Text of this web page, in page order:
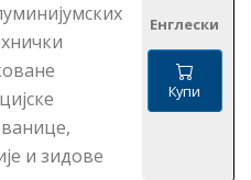
и зидове
Енглески
Купи